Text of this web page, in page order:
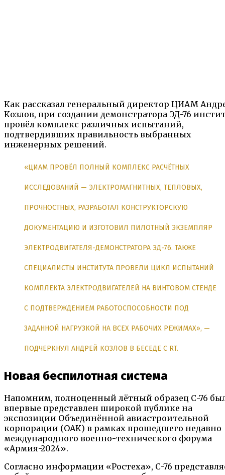
Как рассказал генеральный директор ЦИАМ
Козлов, при создании демонстратора ЭД-76
провёл комплекс различных испытаний,
подтвердивших правильность выбранных
инженерных решений.
«ЦИАМ ПРОВЁЛ ПОЛНЫЙ КОМПЛЕКС РАСЧЁТНЫХ
ИССЛЕДОВАНИЙ — ЭЛЕКТРОМАГНИТНЫХ, ТЕПЛОВЫХ,
ПРОЧНОСТНЫХ, РАЗРАБОТАЛ КОНСТРУКТОРСКУЮ
ДОКУМЕНТАЦИЮ И ИЗГОТОВИЛ ПИЛОТНЫЙ ЭКЗЕМПЛЯР
ЭЛЕКТРОДВИГАТЕЛЯ-ДЕМОНСТРАТОРА ЭД-76. ТАКЖЕ
СПЕЦИАЛИСТЫ ИНСТИТУТА ПРОВЕЛИ ЦИКЛ ИСПЫТАНИЙ
КОМПЛЕКТА ЭЛЕКТРОДВИГАТЕЛЕЙ НА ВИНТОВОМ СТЕНДЕ
С ПОДТВЕРЖДЕНИЕМ РАБОТОСПОСОБНОСТИ ПОД
ЗАДАННОЙ НАГРУЗКОЙ НА ВСЕХ РАБОЧИХ РЕЖИМАХ», —
ПОДЧЕРКНУЛ АНДРЕЙ КОЗЛОВ В БЕСЕДЕ С RT.
Новая беспилотная система
Напомним, полноценный лётный образец С-76
впервые представлен широкой публике на
экспозиции Объединённой авиастроительной
корпорации (ОАК) в рамках прошедшего недавно
международного военно-технического форума
«Армия-2024».
Согласно информации «Ростеха», С-76